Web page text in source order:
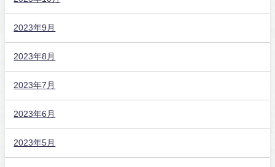
2023年9月
2023年8月
2023年7月
2023年6月
2023年5月